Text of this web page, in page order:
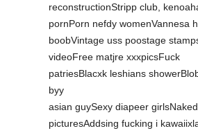
reconstructionStripp club,
pornPorn nefdy womenVannesa
boobVintage uss poostage
videoFree matjre xxxpicsFuck
patriesBlacxk leshians
byy
asian guySexy diapeer
picturesAddsing fucking i